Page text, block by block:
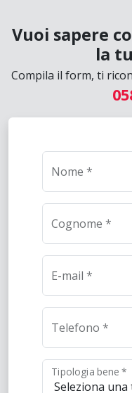
Vuoi sapere
la
Compila il form, ti
Nome *
Cognome *
E-mail *
Telefono *
Tipologia bene *